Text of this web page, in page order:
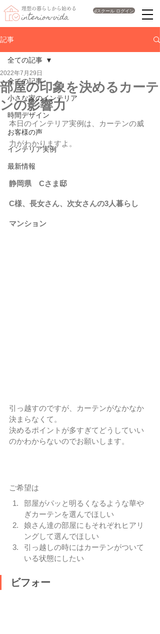
interior-vida
理想の暮らしから始める dスクール ログイン
記事
全ての記事
小さな家のインテリア
時間デザイン
お客様の声
インテリア実例
最新情報
全ての記事
部屋の印象を決めるカーテ
ンの影響力
2022年7月29日
本日のインテリア実例は、カーテンの威
力がわかりますよ。
静岡県　Cさま邸
C様、長女さん、次女さんの3人暮らし
マンション
引っ越すのですが、カーテンがなかなか
決まらなくて。
決めるポイントが多すぎてどうしていい
のかわからないのでお願いします。
ご希望は
部屋がパッと明るくなるような華や
ぎカーテンを選んでほしい
娘さん達の部屋にもそれぞれヒアリ
ングして選んでほしい
引っ越しの時にはカーテンがついて
いる状態にしたい
ビフォー